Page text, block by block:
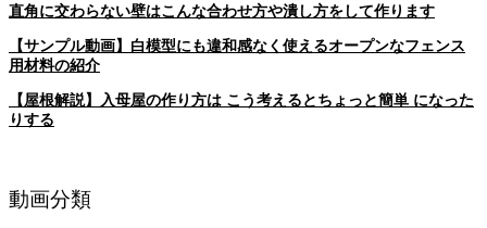
直角に交わらない壁はこんな合わせ方や潰し方をして作ります
【サンプル動画】白模型にも違和感なく使えるオープンなフェンス
用材料の紹介
【屋根解説】入母屋の作り方は こう考えるとちょっと簡単 になった
りする
動画分類